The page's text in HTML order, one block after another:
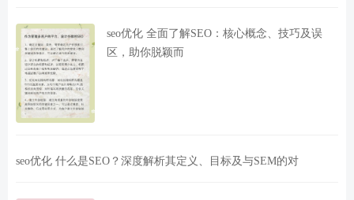
seo优化 全面了解SEO：核心概念、技巧及误
区，助你脱颖而
seo优化 什么是SEO？深度解析其定义、目标及与SEM的对